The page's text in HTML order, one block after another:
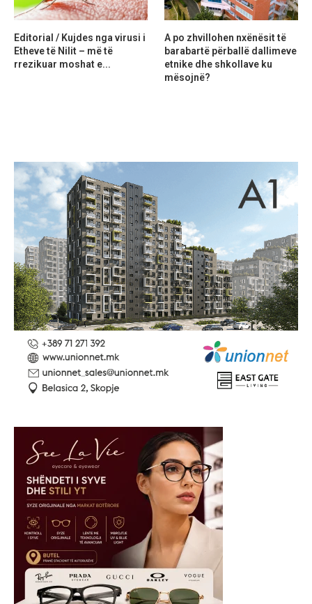
Editorial / Kujdes nga virusi i
Etheve të Nilit – më të
rrezikuar moshat e...
A po zhvillohen nxënësit të
barabartë përballë dallimeve
etnike dhe shkollave ku
mësojnë?